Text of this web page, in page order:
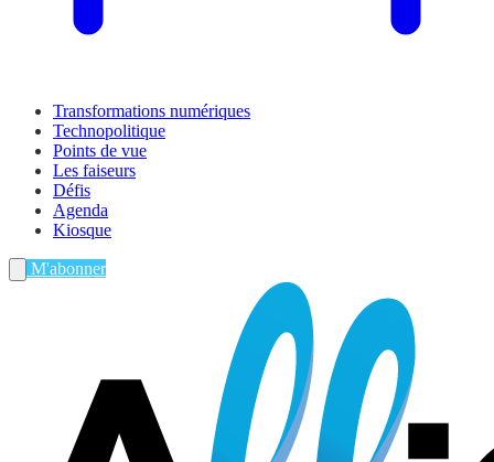
Transformations numériques
Technopolitique
Points de vue
Les faiseurs
Défis
Agenda
Kiosque
M'abonner